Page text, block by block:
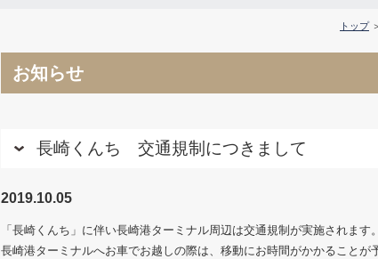
トップ ＞
お知らせ
長崎くんち 交通規制につきまして
2019.10.05
「長崎くんち」に伴い長崎港ターミナル周辺は交通規制が実施されます。
長崎港ターミナルへお車でお越しの際は、移動にお時間がかかることが